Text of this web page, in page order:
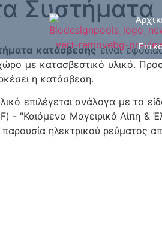
κατάσβεσηςείναι
με κατασβεστικό υλικό.
η κατάσβεση.
επιλέγεται ανάλογα με το
- "Καιόμενα Μαγειρικά Λίπη &
παρουσία ηλεκτρικού ρεύματος